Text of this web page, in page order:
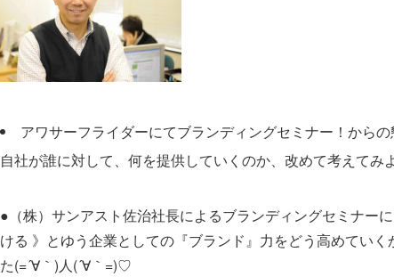
アワサーフライダーにてブランディングセミナー！から
自社が誰に対して、何を提供していくのか、改めて考えて
●（株）サンアスト佐治社長によるブランディングセミナー
ける 》とゆう企業としての『ブランド』力をどう高めてい
た(=´∀｀)人(´∀｀=)♡